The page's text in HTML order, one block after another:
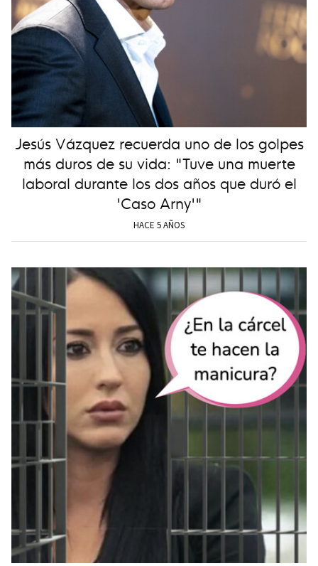
Jesús Vázquez recuerda uno de los golpes
más duros de su vida: "Tuve una muerte
laboral durante los dos años que duró el
'Caso Arny'"
HACE 5 AÑOS